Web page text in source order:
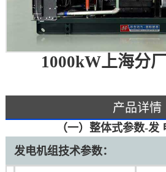
1000kW上海分
产品详情
（一）整体式参数-发
发电机组技术参数：